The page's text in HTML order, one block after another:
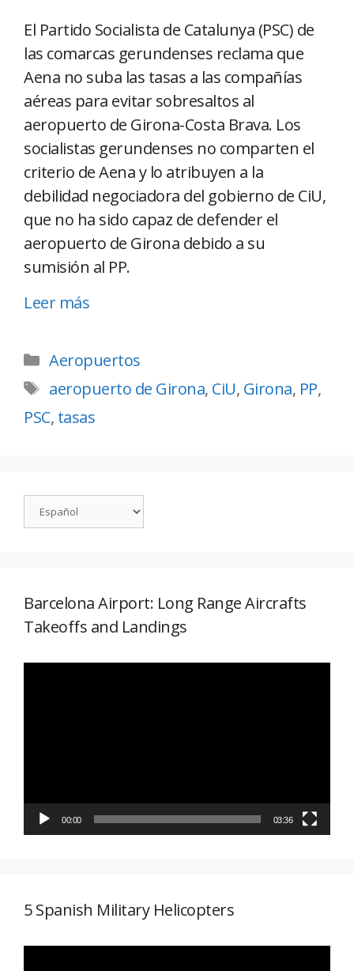
El Partido Socialista de Catalunya (PSC) de
las comarcas gerundenses reclama que
Aena no suba las tasas a las compañías
aéreas para evitar sobresaltos al
aeropuerto de Girona-Costa Brava. Los
socialistas gerundenses no comparten el
criterio de Aena y lo atribuyen a la
debilidad negociadora del gobierno de CiU,
que no ha sido capaz de defender el
aeropuerto de Girona debido a su
sumisión al PP.
Leer más
Aeropuertos
aeropuerto de Girona, CiU, Girona, PP,
PSC, tasas
Barcelona Airport: Long Range Aircrafts
Takeoffs and Landings
00:00 03:36
5 Spanish Military Helicopters